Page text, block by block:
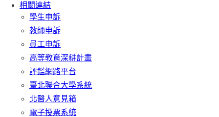
相關連結
學生申訴
教師申訴
員工申訴
高等教育深耕計畫
評鑑網路平台
臺北聯合大學系統
北醫人意見箱
電子投票系統